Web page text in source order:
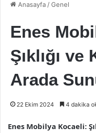
Anasayfa /Genel
Enes
Şıklığı
Arada
22 Ekim 2024 4 dakika
Enes Mobilya Kocaeli: